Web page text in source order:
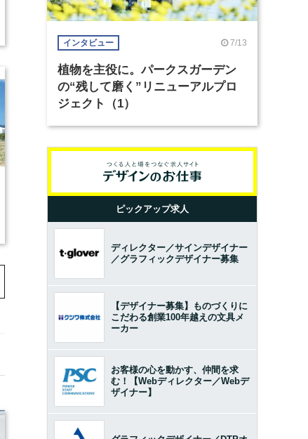
インタビュー 7/13
植物を主役に。パークスガーデン
の“残して磨く”リニューアルプロ
ジェクト（1）
ピックアップ求人
ディレクター／サインデザイナー
／グラフィックデザイナー募集
【デザイナー募集】ものづくりに
こだわる創業100年越えの文具メ
ーカー
お客様の心を動かす、仲間を求
む！【Webディレクター／Webデ
ザイナー】